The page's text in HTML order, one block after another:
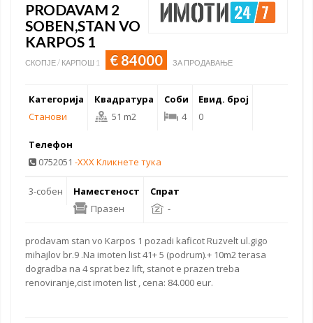
PRODAVAM 2
SOBEN,STAN VO
KARPOS 1
СКОПЈЕ / КАРПОШ 1 € 84000 ЗА ПРОДАВАЊЕ
Категорија
Станови
Квадратура
51 m2
Соби
4
Евид. број
0
Телефон
0752051 -XXX Кликнете тука
3-собен
Наместеност
Празен
Спрат
-
prodavam stan vo Karpos 1 pozadi kaficot Ruzvelt ul.gigo
mihajlov br.9 .Na imoten list 41+ 5 (podrum).+ 10m2 terasa
dogradba na 4 sprat bez lift, stanot e prazen treba
renoviranje,cist imoten list , cena: 84.000 eur.